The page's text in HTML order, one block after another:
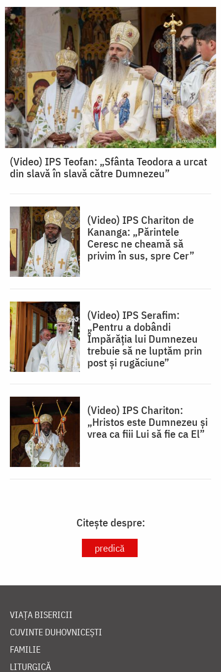
(Video) IPS Teofan: „Sfânta Teodora a urcat
din slavă în slavă către Dumnezeu”
(Video) IPS Chariton de
Kananga: „Părintele
Ceresc ne cheamă să
privim în sus, spre Cer”
(Video) IPS Serafim:
„Pentru a dobândi
Împărăția lui Dumnezeu
trebuie să ne luptăm prin
post și rugăciune”
(Video) IPS Chariton:
„Hristos este Dumnezeu și
vrea ca fiii Lui să fie ca El”
Citește despre:
predică
VIAȚA BISERICII
CUVINTE DUHOVNICEȘTI
FAMILIE
LITURGICĂ